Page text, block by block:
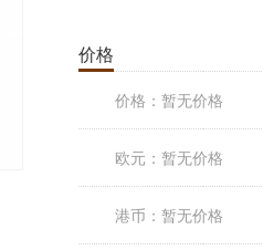
价格
价格： 暂无价格
欧元： 暂无价格
港币： 暂无价格